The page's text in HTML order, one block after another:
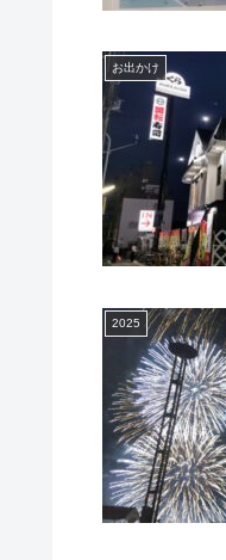
お出かけ
2025